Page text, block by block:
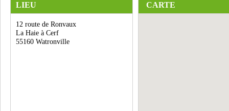
LIEU
12 route de Ronvaux
La Haie à Cerf
55160 Watronville
CARTE